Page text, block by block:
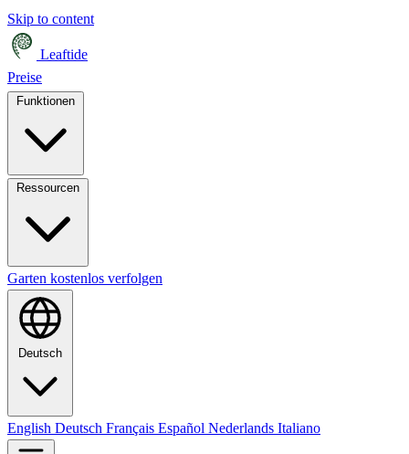
Skip to content
Leaftide
Preise
Garten kostenlos verfolgen
Deutsch
English Deutsch Français Español Nederlands Italiano